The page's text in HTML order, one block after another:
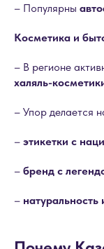
– Популярны
Косметика и
– В регионе
халяль-
– Упор делается
– этикетки с
– бренд с
–